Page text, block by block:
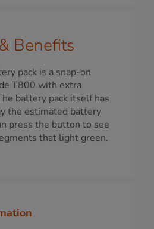
Benefits
pack is a snap-on
T800 with extra
battery pack itself has
the estimated battery
press the button to see
that light green.